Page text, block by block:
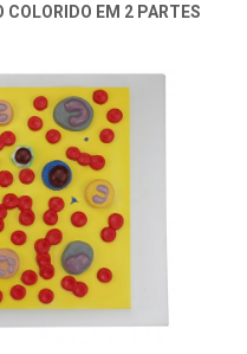
COLORIDO EM 2 PARTES